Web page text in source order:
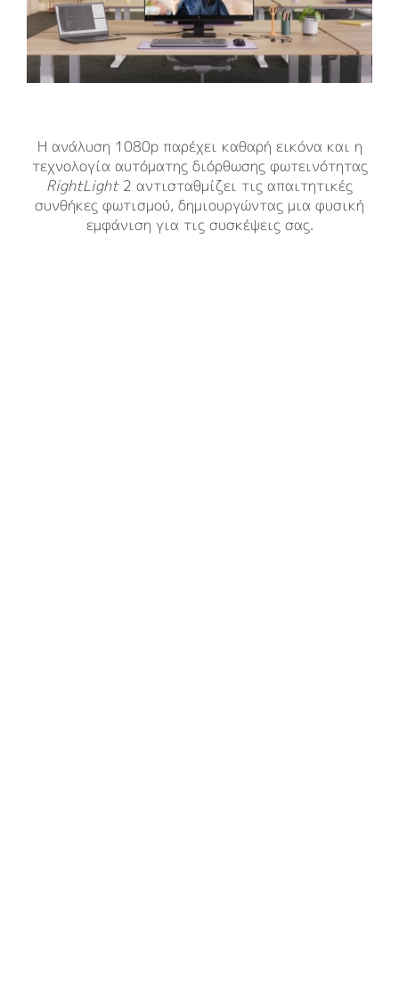
Η ανάλυση 1080p παρέχει καθαρή εικόνα και η
τεχνολογία αυτόματης διόρθωσης φωτεινότητας
RightLight 2 αντισταθμίζει τις απαιτητικές
συνθήκες φωτισμού, δημιουργώντας μια φυσική
εμφάνιση για τις συσκέψεις σας.
Το μονοφωνικό μικρόφωνο με τεχνολογία
μείωσης θορύβου καταγράφει φωνές,
εξαλείφοντας τους θορύβους του
περιβάλλοντος.
Απλά περιστρέψτε για να ανοίξει ή να
κλείσει το κάλυμμα ιδιωτικότητας, όταν δεν
χρησιμοποιείτε την κάμερα. Μια ενδεικτική
λυχνία σας δείχνει πότε η κάμερα είναι σε
λειτουργία.